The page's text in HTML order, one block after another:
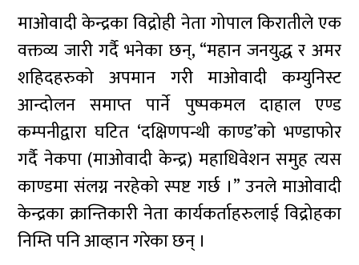
माओवादी केन्द्रका विद्रोही नेता गोपाल किरातीले एक
वक्तव्य जारी गर्दै भनेका छन्, “महान जनयुद्ध र अमर
शहिदहरुको अपमान गरी माओवादी कम्युनिस्ट
आन्दोलन समाप्त पार्ने पुष्पकमल दाहाल एण्ड
कम्पनीद्वारा घटित ‘दक्षिणपन्थी काण्ड’को भण्डाफोर
गर्दै नेकपा (माओवादी केन्द्र) महाधिवेशन समुह त्यस
काण्डमा संलग्न नरहेको स्पष्ट गर्छ ।” उनले माओवादी
केन्द्रका क्रान्तिकारी नेता कार्यकर्ताहरुलाई विद्रोहका
निम्ति पनि आव्हान गरेका छन् ।